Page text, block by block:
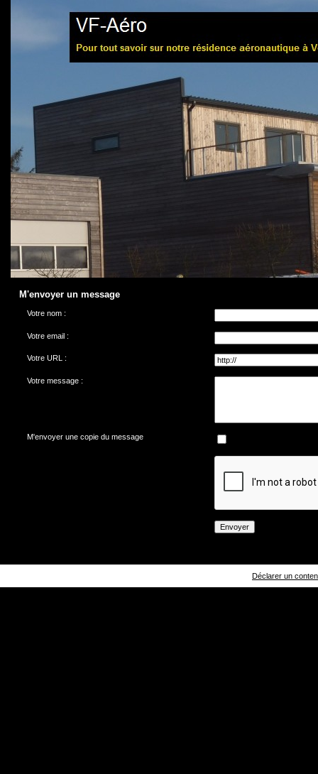
M'envoyer un message
Votre nom :
Votre email :
Votre URL :
Votre message :
M'envoyer une copie du message
Déclarer un